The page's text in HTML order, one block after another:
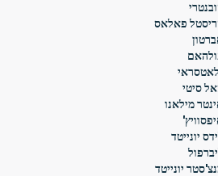
פאלאס
סיטי
מילאנו
יונייטד
יונייטד